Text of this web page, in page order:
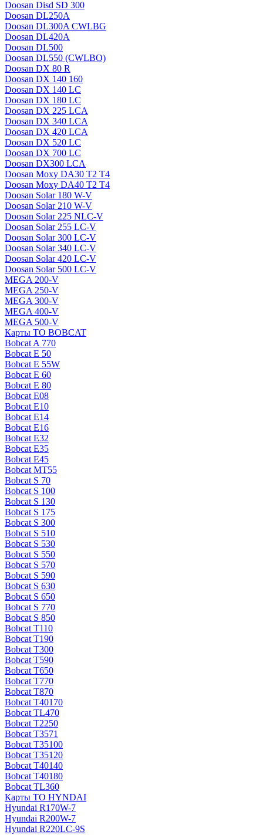
Doosan Disd SD 300
Doosan DL250A
Doosan DL300A CWLBG
Doosan DL420A
Doosan DL500
Doosan DL550 (CWLBO)
Doosan DX 80 R
Doosan DX 140 160
Doosan DX 140 LC
Doosan DX 180 LC
Doosan DX 225 LCA
Doosan DX 340 LCA
Doosan DX 420 LCA
Doosan DX 520 LC
Doosan DX 700 LC
Doosan DX300 LCA
Doosan Moxy DA30 T2 T4
Doosan Moxy DA40 T2 T4
Doosan Solar 180 W-V
Doosan Solar 210 W-V
Doosan Solar 225 NLC-V
Doosan Solar 255 LC-V
Doosan Solar 300 LC-V
Doosan Solar 340 LC-V
Doosan Solar 420 LC-V
Doosan Solar 500 LC-V
MEGA 200-V
MEGA 250-V
MEGA 300-V
MEGA 400-V
MEGA 500-V
Карты ТО BOBCAT
Bobcat A 770
Bobcat E 50
Bobcat E 55W
Bobcat E 60
Bobcat E 80
Bobcat E08
Bobcat E10
Bobcat E14
Bobcat E16
Bobcat E32
Bobcat E35
Bobcat E45
Bobcat MT55
Bobcat S 70
Bobcat S 100
Bobcat S 130
Bobcat S 175
Bobcat S 300
Bobcat S 510
Bobcat S 530
Bobcat S 550
Bobcat S 570
Bobcat S 590
Bobcat S 630
Bobcat S 650
Bobcat S 770
Bobcat S 850
Bobcat T110
Bobcat T190
Bobcat T300
Bobcat T590
Bobcat T650
Bobcat T770
Bobcat T870
Bobcat T40170
Bobcat TL470
Bobcat Т2250
Bobcat Т3571
Bobcat Т35100
Bobcat Т35120
Bobcat Т40140
Bobcat Т40180
Bobcat ТL360
Карты ТО HYNDAI
Hyundai R170W-7
Hyundai R200W-7
Hyundai R220LC-9S